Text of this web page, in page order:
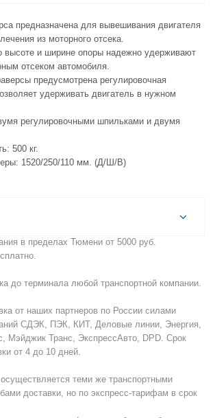
предназначена для вывешивания двигателя
из моторного отсека.
и ширине опоры надежно удерживают
отсеком автомобиля.
предусмотрена регулировочная
удерживать двигатель в нужном
регулировочными шпильками и двумя
500 кг.
1520/250/110 мм. (Д/Ш/В)
в пределах Тюмени от 5000 руб.
до терминала любой транспортной компании.
от наших партнеров по России силами
СДЭК, ПЭК, КИТ, Деловые линии, Энергия,
Мэйджик Транс, ЭкспрессАвто, DPD. Срок
от 4 до 10 дней.
теми же транспортными
доставки, но по экспресс-тарифам в срок